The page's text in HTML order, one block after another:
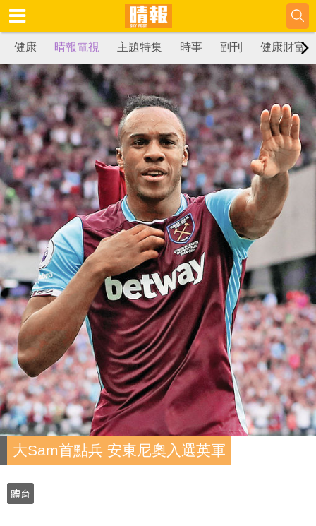
健康 晴報電視 主題特集 時事 副刊 健康財富
大Sam首點兵 安東尼奧入選英軍
體育